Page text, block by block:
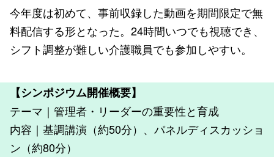
今年度は初めて、事前収録した動画を期間限定で無
料配信する形となった。24時間いつでも視聴でき、
シフト調整が難しい介護職員でも参加しやすい。
【シンポジウム開催概要】
テーマ｜管理者・リーダーの重要性と育成
内容｜基調講演（約50分）、パネルディスカッショ
ン（約80分）